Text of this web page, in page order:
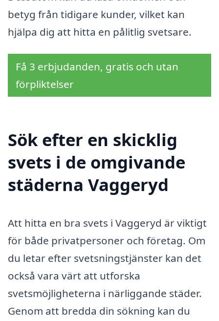
betyg från tidigare kunder, vilket kan
hjälpa dig att hitta en pålitlig svetsare.
Få 3 erbjudanden, gratis och utan
förpliktelser
Sök efter en skicklig
svets i de omgivande
städerna Vaggeryd
Att hitta en bra svets i Vaggeryd är viktigt
för både privatpersoner och företag. Om
du letar efter svetsningstjänster kan det
också vara värt att utforska
svetsmöjligheterna i närliggande städer.
Genom att bredda din sökning kan du